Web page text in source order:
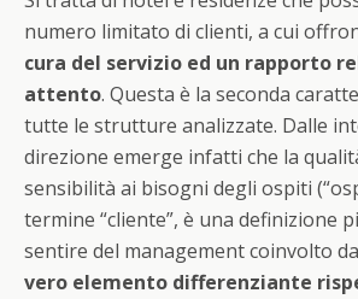
numero limitato di clienti, a cui
cura del servizio ed un rapporto
attento. Questa è la seconda
tutte le strutture analizzate. Dalle
direzione emerge infatti che la
sensibilità ai bisogni degli ospiti
termine “cliente”, è una definizione
sentire del management coinvolto
vero elemento differenziante